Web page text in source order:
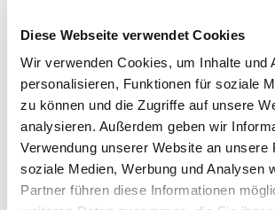
Diese Webseite verwendet Cookies
Wir verwenden Cookies, um Inhalte und
personalisieren, Funktionen für soziale
zu können und die Zugriffe auf unsere
analysieren. Außerdem geben wir
Verwendung unserer Website an unsere
soziale Medien, Werbung und Analysen
Partner führen diese Informationen
finanzielle Fitness-Check.